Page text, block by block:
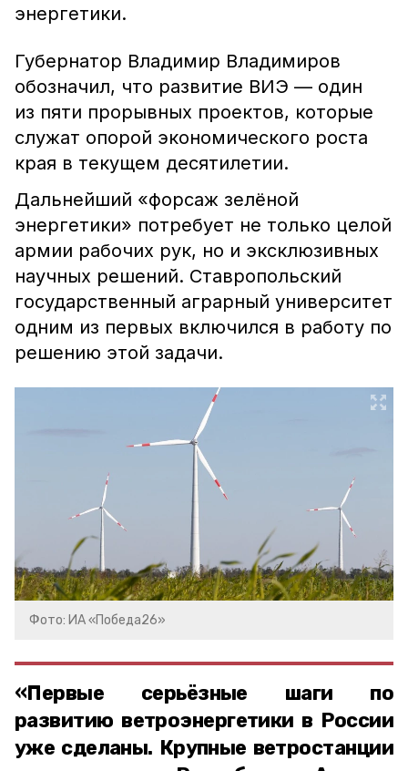
энергетики.
Губернатор Владимир Владимиров
обозначил, что развитие ВИЭ — один
из пяти прорывных проектов, которые
служат опорой экономического роста
края в текущем десятилетии.
Дальнейший «форсаж зелёной
энергетики» потребует не только целой
армии рабочих рук, но и эксклюзивных
научных решений. Ставропольский
государственный аграрный университет
одним из первых включился в работу по
решению этой задачи.
Фото: ИА «Победа26»
«Первые серьёзные шаги по
развитию ветроэнергетики в России
уже сделаны. Крупные ветростанции